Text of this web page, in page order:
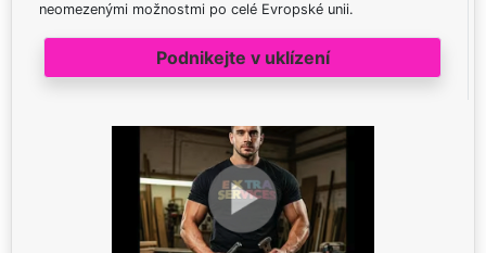
neomezenými možnostmi po celé Evropské unii.
Podnikejte v uklízení